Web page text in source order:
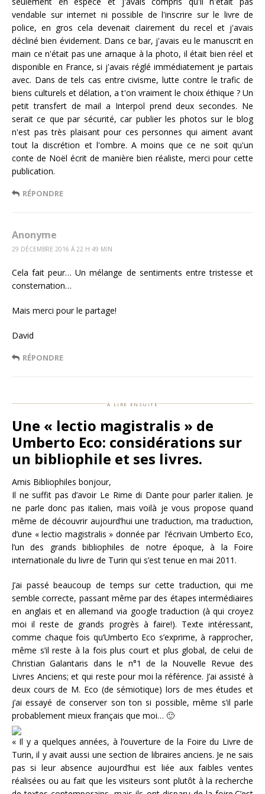
vendable sur internet ni possible de l'inscrire sur le livre de
police, en gros cela devenait clairement du recel et j'avais
décliné bien évidement. Dans ce bar, j'avais eu le manuscrit en
main ce n'était pas une arnaque à la photo, il était bien réel et
disponible en France, si j'avais réglé immédiatement je partais
avec. Dans de tels cas entre civisme, lutte contre le trafic de
biens culturels et délation, a t'on vraiment le choix éthique ? Un
petit transfert de mail a Interpol prend deux secondes. Ne
serait ce que par sécurité, car publier les photos sur le blog
n'est pas très plaisant pour ces personnes qui aiment avant
tout la discrétion et l'ombre. A moins que ce ne soit qu'un
conte de Noël écrit de manière bien réaliste, merci pour cette
publication.
RÉPONDRE
Anonyme
29 DÉCEMBRE 2016 Á 22 H 49 MIN
Cela fait peur… Un mélange de sentiments entre tristesse et
consternation…
Mais merci pour le partage!
David
RÉPONDRE
à lire ensuite
Une « lectio magistralis » de
Umberto Eco: considérations sur
un bibliophile et ses livres.
Amis Bibliophiles bonjour,
Il ne suffit pas d’avoir Le Rime di Dante pour parler italien. Je
ne parle donc pas italien, mais voilà je vous propose quand
même de découvrir aujourd’hui une traduction, ma traduction,
d’une « lectio magistralis » donnée par l’écrivain Umberto Eco,
l’un des grands bibliophiles de notre époque, à la Foire
internationale du livre de Turin qui s’est tenue en mai 2011.
J’ai passé beaucoup de temps sur cette traduction, qui me
semble correcte, passant même par des étapes intermédiaires
en anglais et en allemand via google traduction (à qui croyez
moi il reste de grands progrès à faire!). Texte intéressant,
comme chaque fois qu’Umberto Eco s’exprime, à rapprocher,
même s’il reste à la fois plus court et plus global, de celui de
Christian Galantaris dans le n°1 de la Nouvelle Revue des
Livres Anciens; et qui reste pour moi la référence. J’ai assisté à
deux cours de M. Eco (de sémiotique) lors de mes études et
j’ai essayé de conserver son ton si possible, même s’il parle
probablement mieux français que moi… 🙂
« Il y a quelques années, à l’ouverture de la Foire du Livre de
Turin, il y avait aussi une section de libraires anciens. Je ne sais
pas si leur absence aujourd’hui est liée aux faibles ventes
réalisées ou au fait que les visiteurs sont plutôt à la recherche